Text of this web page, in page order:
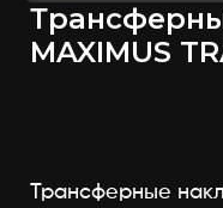
MAXIMUS
Трансферные